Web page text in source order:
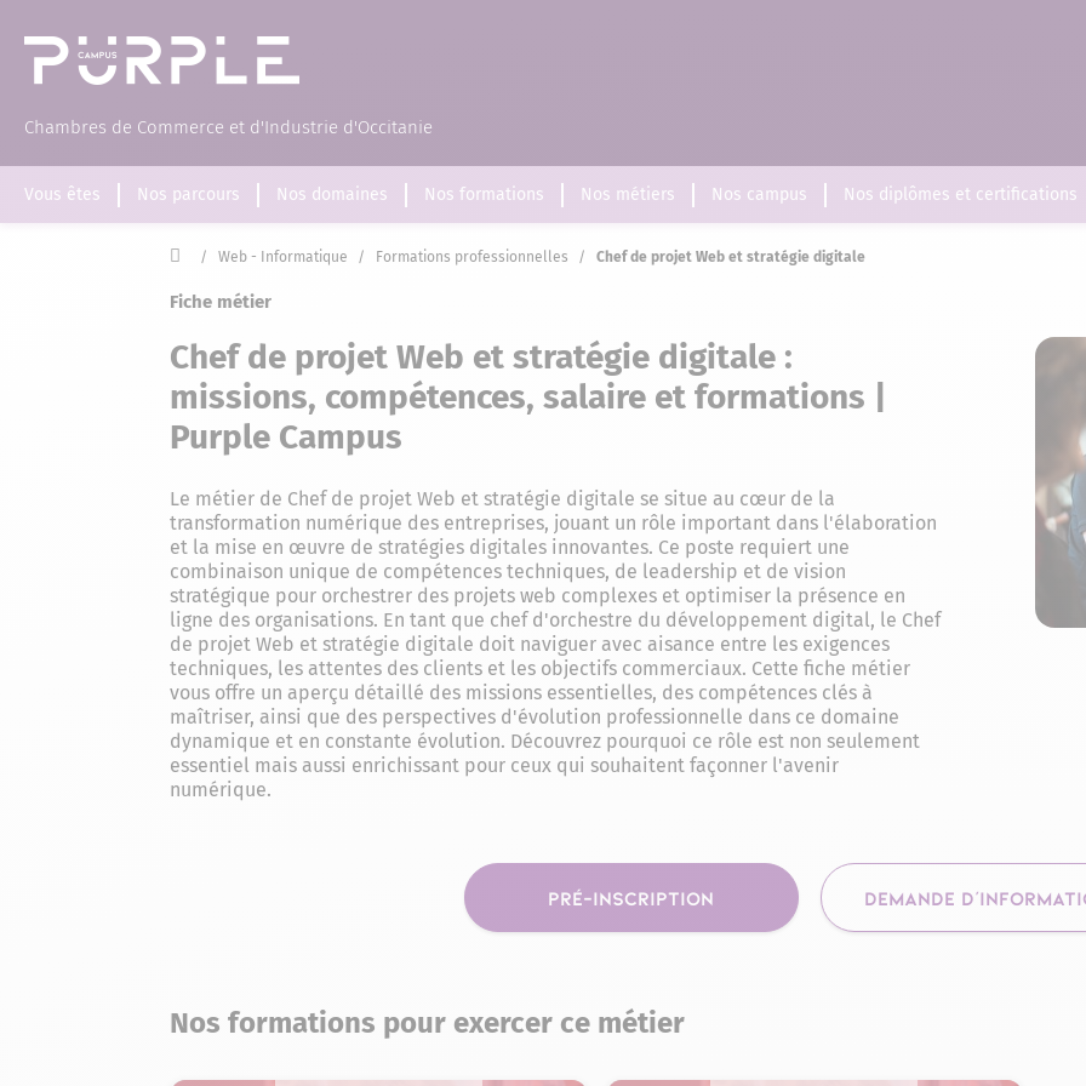
Chambres de Commerce et d'Industrie d'Occitanie
Vous êtes Nos parcours Nos domaines Nos formations Nos métiers Nos campus Nos diplômes et certifications
Accueil
/ Web - Informatique / Formations professionnelles / Chef de projet Web et stratégie digitale
Fiche métier
Chef de projet Web et stratégie digitale :
missions, compétences, salaire et formations |
Purple Campus
Le métier de Chef de projet Web et stratégie digitale se situe au cœur de la
transformation numérique des entreprises, jouant un rôle important dans l'élaboration
et la mise en œuvre de stratégies digitales innovantes. Ce poste requiert une
combinaison unique de compétences techniques, de leadership et de vision
stratégique pour orchestrer des projets web complexes et optimiser la présence en
ligne des organisations. En tant que chef d'orchestre du développement digital, le Chef
de projet Web et stratégie digitale doit naviguer avec aisance entre les exigences
techniques, les attentes des clients et les objectifs commerciaux. Cette fiche métier
vous offre un aperçu détaillé des missions essentielles, des compétences clés à
maîtriser, ainsi que des perspectives d'évolution professionnelle dans ce domaine
dynamique et en constante évolution. Découvrez pourquoi ce rôle est non seulement
essentiel mais aussi enrichissant pour ceux qui souhaitent façonner l'avenir
numérique.
PRÉ-INSCRIPTION DEMANDE
Nos formations pour exercer ce métier